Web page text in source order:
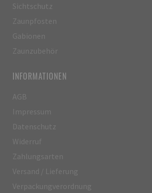
Sichtschutz
Zaunpfosten
Gabionen
Zaunzubehör
INFORMATIONEN
AGB
Impressum
Datenschutz
Widerruf
Zahlungsarten
Versand / Lieferung
Verpackungverordnung